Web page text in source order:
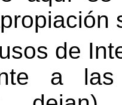
de
a las